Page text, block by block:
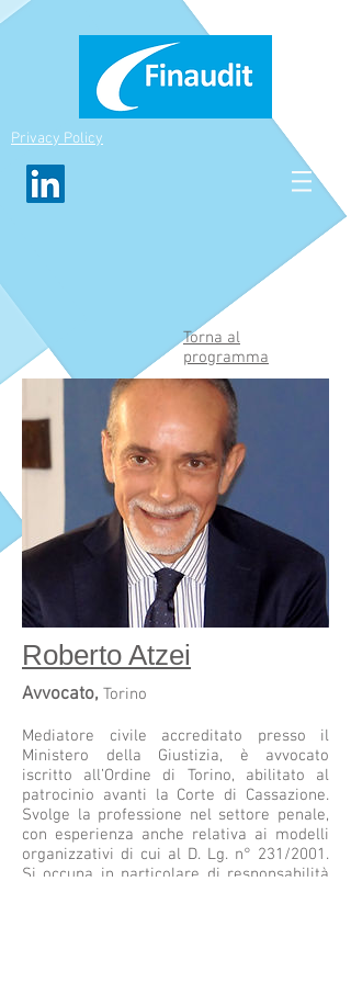
Privacy Policy
Torna al
programma
Roberto Atzei
Avvocato, Torino
Mediatore civile accreditato presso il
Ministero della Giustizia, è avvocato
iscritto all’Ordine di Torino, abilitato al
patrocinio avanti la Corte di Cassazione.
Svolge la professione nel settore penale,
con esperienza anche relativa ai modelli
organizzativi di cui al D. Lg. n° 231/2001.
Si occupa in particolare di responsabilità